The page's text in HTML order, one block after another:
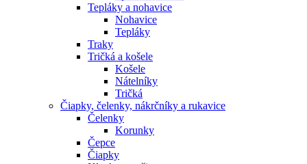
Tepláky a nohavice
Nohavice
Tepláky
Traky
Tričká a košele
Košele
Nátelníky
Tričká
Čiapky, čelenky, nákrčníky a rukavice
Čelenky
Korunky
Čepce
Čiapky